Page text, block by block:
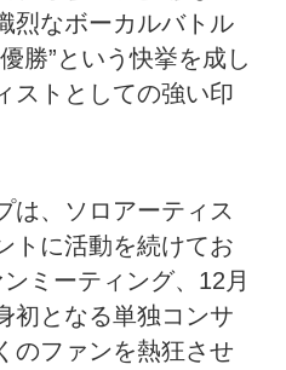
烈なボーカルバトル
勝”という快挙を成し
ストとしての強い印
は、ソロアーティス
トに活動を続けてお
ミーティング、12月
初となる単独コンサ
のファンを熱狂させ